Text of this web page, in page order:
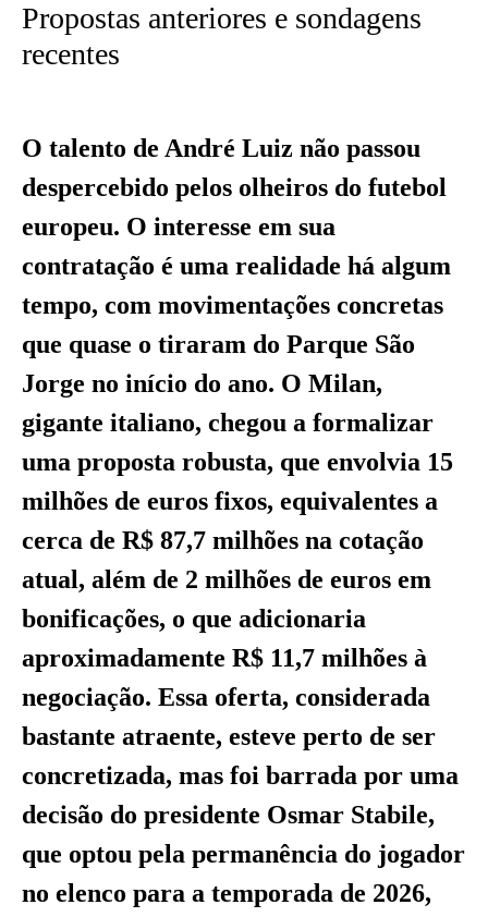
Propostas anteriores e sondagens
recentes
O talento de André Luiz não passou
despercebido pelos olheiros do futebol
europeu. O interesse em sua
contratação é uma realidade há algum
tempo, com movimentações concretas
que quase o tiraram do Parque São
Jorge no início do ano. O Milan,
gigante italiano, chegou a formalizar
uma proposta robusta, que envolvia 15
milhões de euros fixos, equivalentes a
cerca de R$ 87,7 milhões na cotação
atual, além de 2 milhões de euros em
bonificações, o que adicionaria
aproximadamente R$ 11,7 milhões à
negociação. Essa oferta, considerada
bastante atraente, esteve perto de ser
concretizada, mas foi barrada por uma
decisão do presidente Osmar Stabile,
que optou pela permanência do jogador
no elenco para a temporada de 2026,